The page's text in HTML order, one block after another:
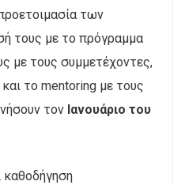
των
τους με το πρόγραμμα
με τους συμμετέχοντες,
το mentoring με τους
τον Ιανουάριο του
καθοδήγηση